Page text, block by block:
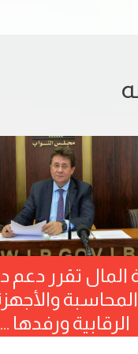
بعد لجنة المال
الى تعزيز أجهزة الرقابة 8-
12-2025